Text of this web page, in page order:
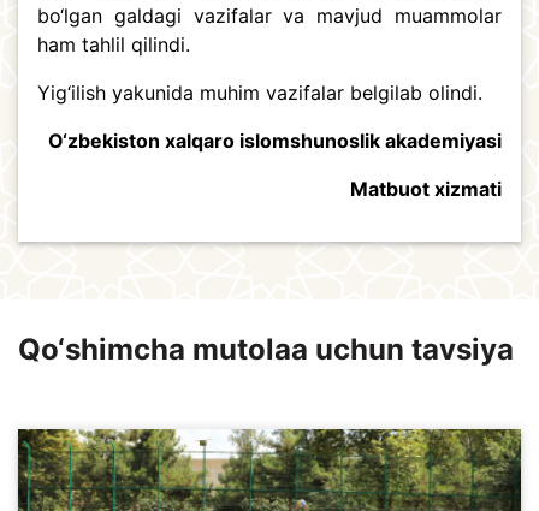
bo‘lgan galdagi vazifalar va mavjud muammolar
ham tahlil qilindi.
Yig‘ilish yakunida muhim vazifalar belgilab olindi.
O‘zbekiston xalqaro islomshunoslik akademiyasi
Matbuot xizmati
Qo‘shimcha mutolaa uchun tavsiya